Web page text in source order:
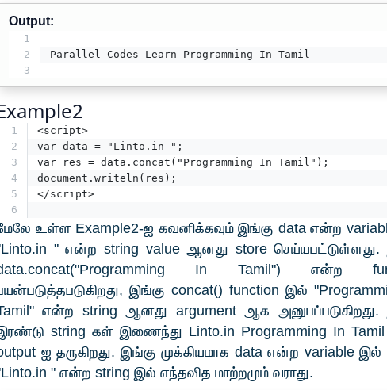
Output:
1
2
Parallel Codes Learn Programming In Tamil
3
1
<script>
2
var data = "Linto.in ";
3
var res = data.concat("Programming In Tamil");
4
document.writeln(res);
5
</script>
6
உள்ள Example2-ஐ கவனிக்கவும் இங்கு data என்ற
" என்ற string value ஆனது store செய்யபட்டுள்ளது.
In Tamil") என்ற
இங்கு concat() function இல்
என்ற string ஆனது argument ஆக அனுபப்படுகிறது.
string கள் இணைந்து Linto.in Programming In
ஐ தருகிறது. இங்கு முக்கியமாக data என்ற variable
" என்ற string இல் எந்தவித மாற்றமும் வராது.